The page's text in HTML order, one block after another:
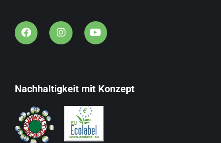
Nachhaltigkeit mit Konzept